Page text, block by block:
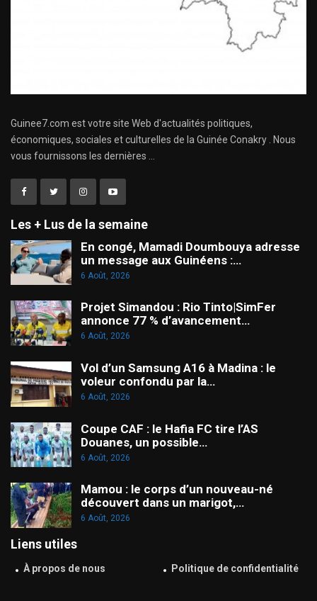
Guinee7.com est votre site Web d'actualités politiques,
économiques, sociales et culturelles de la Guinée Conakry . Nous
vous fournissons les dernières ...
Les + Lus de la semaine
En congé, Mamadi Doumbouya adresse
un message aux Guinéens :…
6 Août, 2026
Projet Simandou : Rio Tinto|SimFer
annonce 77 % d’avancement…
6 Août, 2026
Vol d’un Samsung A16 à Madina : le
voleur confondu par la…
6 Août, 2026
Coupe CAF : le Hafia FC tire l’AS
Douanes, un possible…
6 Août, 2026
Mamou : le corps d’un nouveau-né
découvert dans un marigot,…
6 Août, 2026
Liens utiles
À propos de nous Politique de confidentialité